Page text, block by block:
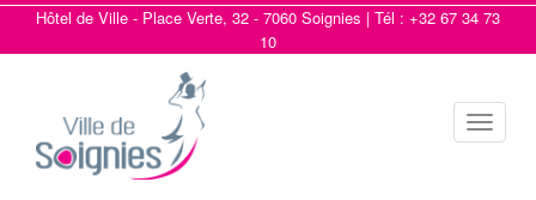
Hôtel de Ville - Place Verte, 32 - 7060 Soignies | Tél : +32 67 34 73
10
Toggle